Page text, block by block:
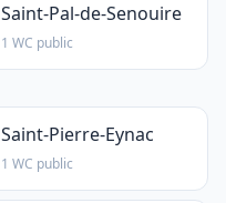
Saint-Pal-de-Senouire
1 WC public
Saint-Pierre-Eynac
1 WC public